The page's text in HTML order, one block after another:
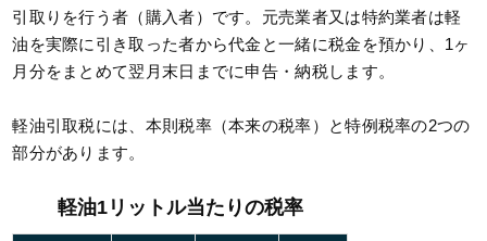
引取りを行う者（購入者）です。元売業者又は特約業者は軽
油を実際に引き取った者から代金と一緒に税金を預かり、1ヶ
月分をまとめて翌月末日までに申告・納税します。
軽油引取税には、本則税率（本来の税率）と特例税率の2つの
部分があります。
軽油1リットル当たりの税率